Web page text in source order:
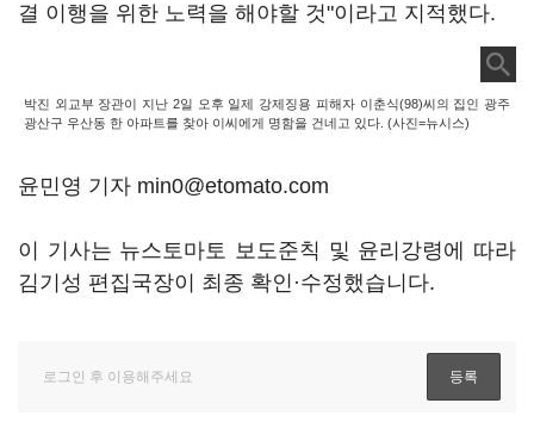
결 이행을 위한 노력을 해야할 것"이라고 지적했다.
박진 외교부 장관이 지난 2일 오후 일제 강제징용 피해자 이춘식(98)씨의 집인 광주
광산구 우산동 한 아파트를 찾아 이씨에게 명함을 건네고 있다. (사진=뉴시스)
윤민영 기자 min0@etomato.com
이 기사는 뉴스토마토 보도준칙 및 윤리강령에 따라
김기성 편집국장이 최종 확인·수정했습니다.